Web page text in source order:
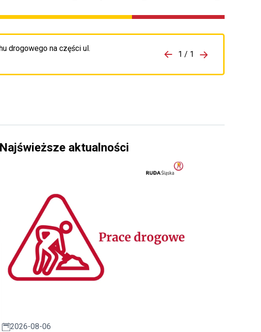
drogowego na części ul.
Przejdź do porzpedniego komunikatu 1 / 1
Przejdź do
Najświeższe aktualności
2026-08-06